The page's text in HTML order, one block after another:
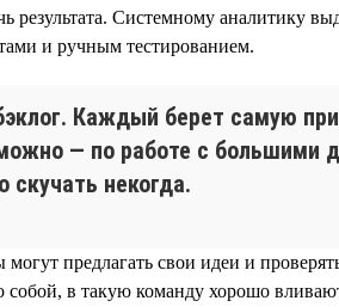
результата. Системному аналитику
и ручным тестированием.
Каждый берет самую
— по работе с большими
скучать некогда.
предлагать свои идеи и
собой, в такую команду хорошо